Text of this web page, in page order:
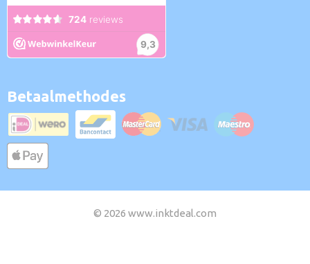
Betaalmethodes
© 2026 www.inktdeal.com